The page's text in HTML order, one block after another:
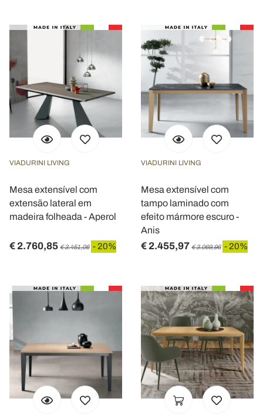
VIADURINI LIVING
Mesa extensível com
extensão lateral em
madeira folheada - Aperol
€ 2.760,85 € 3.451,06 - 20%
VIADURINI LIVING
Mesa extensível com
tampo laminado com
efeito mármore escuro -
Anis
€ 2.455,97 € 3.069,96 - 20%